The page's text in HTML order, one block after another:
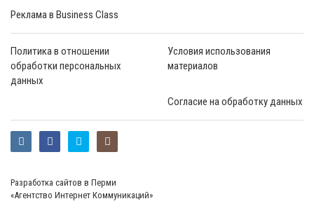
Реклама в Business Class
Политика в отношении
обработки персональных
данных
Условия использования
материалов
Согласие на обработку данных
Разработка сайтов в Перми
«Агентство Интернет Коммуникаций»